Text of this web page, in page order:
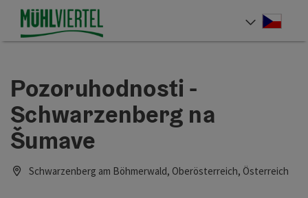
ObsahAccesskey
[0]
NavigaceAccesskey
[1]
Začátek stránky
Volba
Pozoruhodnosti -
Schwarzenberg na
Šumave
Schwarzenberg am Böhmerwald, Oberösterreich, Österreich